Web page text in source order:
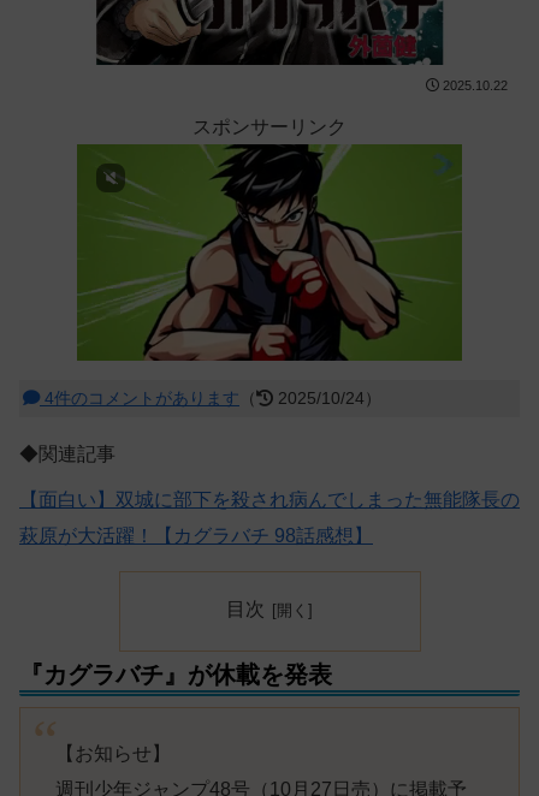
2025.10.22
スポンサーリンク
4件のコメントがあります （ 2025/10/24）
◆関連記事
【面白い】双城に部下を殺され病んでしまった無能隊長の
萩原が大活躍！【カグラバチ 98話感想】
目次
『カグラバチ』が休載を発表
【お知らせ】
週刊少年ジャンプ48号（10月27日売）に掲載予